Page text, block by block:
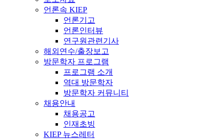
언론속 KIEP
언론기고
언론인터뷰
연구원관련기사
해외연수/출장보고
방문학자 프로그램
프로그램 소개
역대 방문학자
방문학자 커뮤니티
채용안내
채용공고
인재초빙
KIEP 뉴스레터